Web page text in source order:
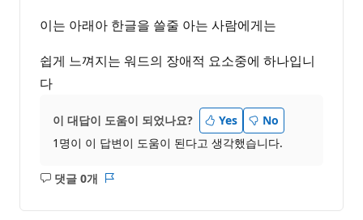
이는 아래아 한글을 쓸줄 아는 사람에게는
쉽게 느껴지는 워드의 장애적 요소중에 하나입니
다
이 대답이 도움이 되었나요? Yes
No
1명이 이 답변이 도움이 된다고 생각했습니다.
댓글 0개
설